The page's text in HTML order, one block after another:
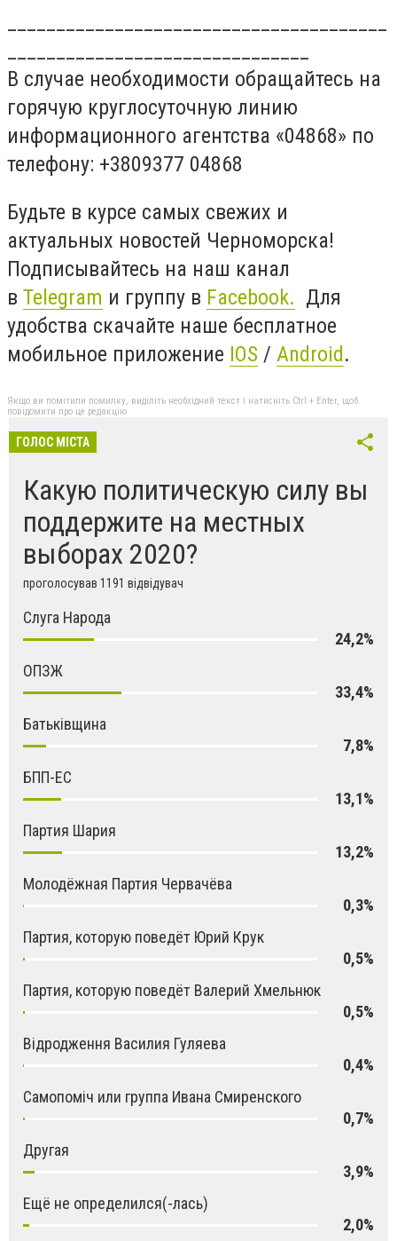
В случае необходимости обращайтесь на
горячую круглосуточную линию
информационного агентства «04868» по
телефону: +3809377 04868
Будьте в курсе самых свежих и
актуальных новостей Черноморска!
Подписывайтесь на наш канал
в Telegram и группу в Facebook. Для
удобства скачайте наше бесплатное
мобильное приложение IOS / Android.
Якщо ви помітили помилку, виділіть необхідний текст і натисніть Ctrl + Enter, щоб
повідомити про це редакцію
ГОЛОС МІСТА
Какую политическую силу вы
поддержите на местных
выборах 2020?
проголосував 1191 відвідувач
Слуга Народа
24,2%
ОПЗЖ
33,4%
Батьківщина
7,8%
БПП-ЕС
13,1%
Партия Шария
13,2%
Молодёжная Партия Червачёва
0,3%
Партия, которую поведёт Юрий Крук
0,5%
Партия, которую поведёт Валерий Хмельнюк
0,5%
Відродження Василия Гуляева
0,4%
Самопоміч или группа Ивана Смиренского
0,7%
Другая
3,9%
Ещё не определился(-лась)
2,0%